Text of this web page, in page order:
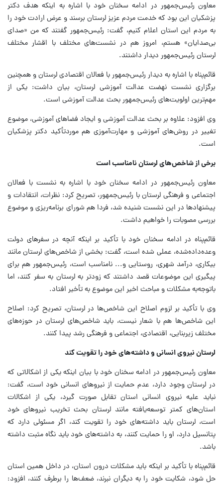
معاون رئیس‌جمهور در ادامه سخنان خود با اشاره به اینکه هدف دکتر
پزشکیان این بود که خدمت مردم عزیز لرستان برسند و عرض ارادت خود را
به مردم این استان اعلام کنیم، گفت: رئیس‌جمهور گفتند که من «صدای
بی‌صدایان» هستم، امروز هم در نشست‌های مختلف با اقشار مختلف
لرستان رئیس‌جمهور دیدار داشتند.
قائم‌پناه با اشاره به دیدار رئیس‌جمهور با فعالان اقتصادی لرستان و همچنین
برگزاری نشست نهضت عدالت آموزشی لرستان، بیان داشت: یکی از
مهم‌ترین اولویت‌های رئیس‌جمهور بحث عدالت آموزشی است.
وی افزود: علاوه بر بحث عدالت آموزشی و ایجاد فضاهای آموزشی، موضوع
تغییر در روش‌های آموزشی و مهارت‌آموزی هم موردتأکید دکتر پزشکیان
است.
برخی از شاخص‌های لرستان نامناسب است
معاون رئیس‌جمهور در ادامه سخنان خود با اشاره به نشست با فعالان
اجتماعی و فرهنگی لرستان با رئیس‌جمهور، تصریح کرد: نظرات، انتقادات و
پیشنهادها در این نشست شنیده شد، فردا هم شورای برنامه‌ریزی و موضوع
بررسی مصوبات را خواهیم داشت.
قائم‌پناه در ادامه سخنان خود با تأکید بر اینکه آنچه در سفرهای دولت
وعده‌داده‌شده، عملی شده است، گفت: بخشی از شاخص‌های لرستان مانند
بیکاری، درآمد شهری، روستایی و... نامناسب است، رئیس‌جمهور هم برای
پیگیری این موضوعات قصد داشتند که زودتر به لرستان به سفر کنند، اما
باتوجه‌به مشکلات و مباحث اخیر این موضوع به تأخیر افتاد.
وی با تأکید بر لزوم اصلاح این شاخص‌ها در لرستان، تصریح کرد: اصلاح
این شاخص‌ها هم با شعار نیست، باید شاخص‌های لرستان در حوزه‌های
مختلف زیربنایی، اقتصادی، اجتماعی و فرهنگی رشد پیدا کنند.
لرستان نیروی انسانی و داشته‌های خود را تقویت کند
معاون رئیس‌جمهور در ادامه سخنان خود با بیان اینکه یکی از اشکالاتی که
در لرستان وجود دارد، عدم حمایت از نیروهای انسانی خود است، گفت:
نباید علیه نیروی انسانی استان تقابل صورت گیرد، یکی از اشکالات
استان‌های کمتر توسعه‌یافته مانند لرستان بحث تخریب نیروهای خود
است، لرستان باید داشته‌های خود را تقویت کند، اگر مسئولی دارد که
پتانسیل دارد، او را حمایت کنند، به داشته‌های خود باید نگاه مثبت داشته
باشد.
قائم‌پناه با تأکید بر اینکه باید مشکلات درون استان، در داخل همین استان
حل شود، شکایت خود را به دیگران نبرند، ضعف‌ها را برطرف کنند، افزود: